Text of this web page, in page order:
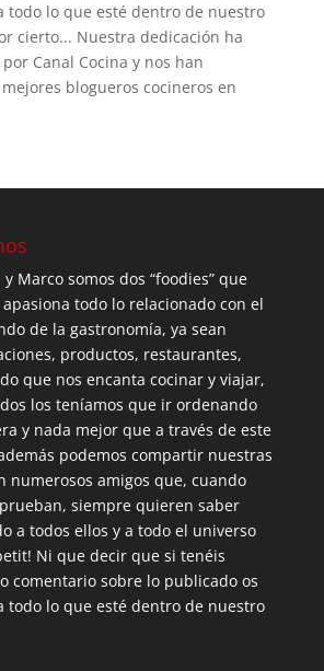
todo lo que esté dentro de nuestro
cierto... Nuestra dedicación ha
Canal Cocina y nos han
blogueros cocineros en
y Marco somos dos “foodies” que
apasiona todo lo relacionado con el
de la gastronomía, ya sean
productos, restaurantes,
que nos encanta cocinar y viajar,
los teníamos que ir ordenando
y nada mejor que a través de este
podemos compartir nuestras
numerosos amigos que, cuando
siempre quieren saber
a todos ellos y a todo el universo
Ni que decir que si tenéis
comentario sobre lo publicado os
todo lo que esté dentro de nuestro